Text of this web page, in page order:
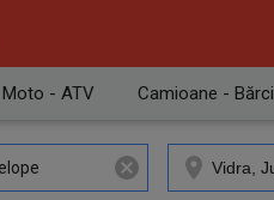
Moto - ATV Camioane - Bărci